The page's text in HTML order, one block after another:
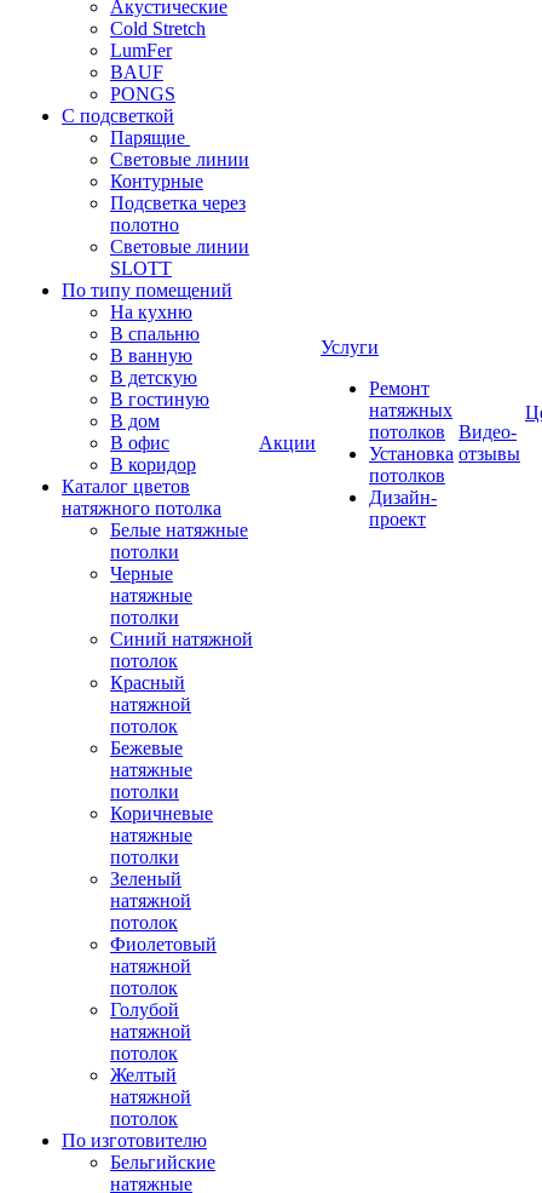
Акустические
Cold Stretch
LumFer
BAUF
PONGS
С подсветкой
Парящие
Световые линии
Контурные
Подсветка через
полотно
Световые линии
SLOTT
По типу помещений
На кухню
В спальню
В ванную
В детскую
В гостиную
В дом
В офис
В коридор
Каталог цветов
натяжного потолка
Белые натяжные
потолки
Черные
натяжные
потолки
Синий натяжной
потолок
Красный
натяжной
потолок
Бежевые
натяжные
потолки
Коричневые
натяжные
потолки
Зеленый
натяжной
потолок
Фиолетовый
натяжной
потолок
Голубой
натяжной
потолок
Желтый
натяжной
потолок
По изготовителю
Бельгийские
натяжные
Акции
Услуги
Ремонт
натяжных
потолков
Установка
потолков
Дизайн-
проект
Видео-
отзывы